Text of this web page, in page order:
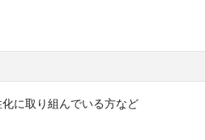
に取り組んでいる方など